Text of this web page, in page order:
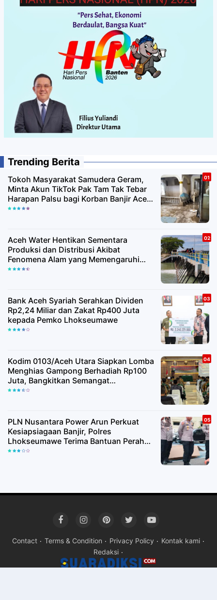
Trending Berita
Tokoh Masyarakat Samudera Geram,
Minta Akun TikTok Pak Tam Tak Tebar
Harapan Palsu bagi Korban Banjir Aceh
Utara
Aceh Water Hentikan Sementara
Produksi dan Distribusi Akibat
Fenomena Alam yang Memengaruhi
Kualitas Air Baku
Bank Aceh Syariah Serahkan Dividen
Rp2,24 Miliar dan Zakat Rp400 Juta
kepada Pemko Lhokseumawe
Kodim 0103/Aceh Utara Siapkan Lomba
Menghias Gampong Berhadiah Rp100
Juta, Bangkitkan Semangat
Kemerdekaan hingga Pelosok Desa
PLN Nusantara Power Arun Perkuat
Kesiapsiagaan Banjir, Polres
Lhokseumawe Terima Bantuan Perahu
Karet
Contact Terms & Condition Privacy Policy
Kontak kami
Redaksi